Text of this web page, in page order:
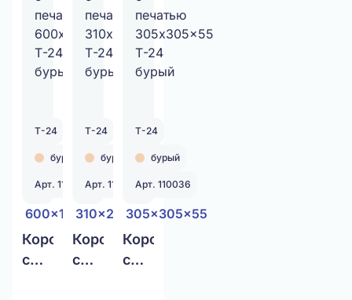
Т-24
бурый
Арт. 110031
600x175x70
Коробка
с
Т-24
бурый
Арт. 110035
310x240x115
Коробка
с
Т-24
бурый
Арт. 110036
305x305x55
Коробка
с